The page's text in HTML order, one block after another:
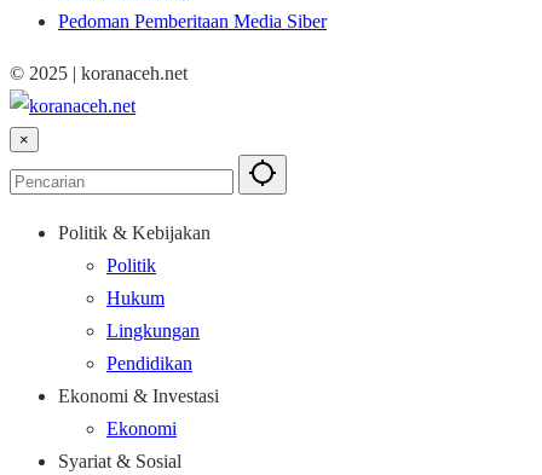
Pedoman Pemberitaan Media Siber
© 2025 | koranaceh.net
×
Politik & Kebijakan
Politik
Hukum
Lingkungan
Pendidikan
Ekonomi & Investasi
Ekonomi
Syariat & Sosial